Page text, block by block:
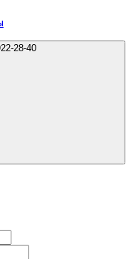
+7 (911) 922-28-40